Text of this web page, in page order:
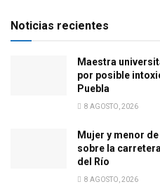
Noticias recientes
Maestra
por posible
Puebla
8 AGOSTO, 2026
Mujer y menor
sobre la
del Río
8 AGOSTO, 2026